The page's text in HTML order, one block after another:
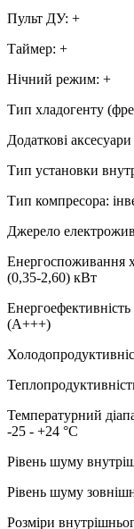
Пульт ДУ: +
Таймер: +
Нічний режим: +
Тип хладогенту
Додаткові аксесуари
Тип установки
Тип компресора:
Джерело
Енергоспоживання
(0,35-2,60) кВт
(A+++)
Температурний
-25 - +24 °С
Рівень шуму
Рівень шуму
Розміри